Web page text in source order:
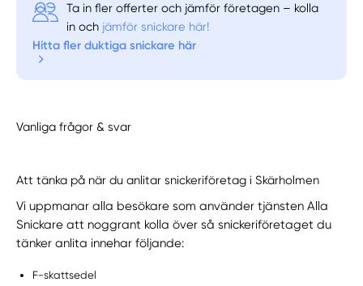
Ta in fler offerter och jämför företagen – kolla
in och jämför snickare här!
Hitta fler duktiga snickare här
Vanliga frågor & svar
Att tänka på när du anlitar snickeriföretag i Skärholmen
Vi uppmanar alla besökare som använder tjänsten Alla
Snickare att noggrant kolla över så snickeriföretaget du
tänker anlita innehar följande:
F-skattsedel